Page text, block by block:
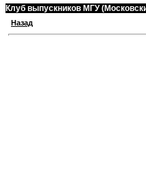
Клуб выпускников МГУ
Назад